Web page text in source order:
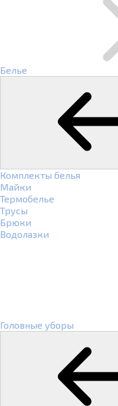
Белье
Комплекты белья
Майки
Термобелье
Трусы
Брюки
Водолазки
Головные уборы